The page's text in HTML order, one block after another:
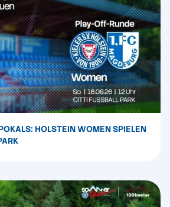
HOLSTEIN WOMEN SPIELEN